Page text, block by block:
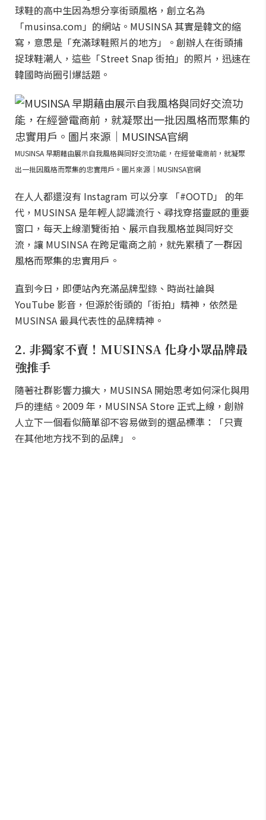
球鞋的高中生因為想分享街頭風格，創立名為
「musinsa.com」的網站。MUSINSA 其實是韓文的縮
寫，意思是「充滿球鞋照片的地方」。創辦人在街頭捕
捉球鞋潮人，這些「Street Snap 街拍」的照片，迅速在
韓國時尚圈引爆話題。
MUSINSA 早期藉由展示自我風格與同好交流功能，在經營電商前，就凝聚
出一批因風格而聚集的忠實用戶。圖片來源｜MUSINSA官網
在人人都還沒有 Instagram 可以分享 「#OOTD」 的年
代，MUSINSA 是年輕人認識流行、尋找穿搭靈感的重要
窗口，每天上線瀏覽街拍、展示自我風格並與同好交
流，讓 MUSINSA 在跨足電商之前，就先累積了一群因
風格而聚集的忠實用戶。
直到今日，即便站內充滿品牌型錄、時尚社論與
YouTube 影音，但源於街頭的「街拍」精神，依然是
MUSINSA 最具代表性的品牌精神。
2. 非獨家不賣！MUSINSA 化身小眾品牌最
強推手
隨著社群影響力擴大，MUSINSA 開始思考如何深化與用
戶的連結。2009 年，MUSINSA Store 正式上線，創辦
人立下一個看似簡單卻不容易做到的選品標準：「只賣
在其他地方找不到的品牌」。